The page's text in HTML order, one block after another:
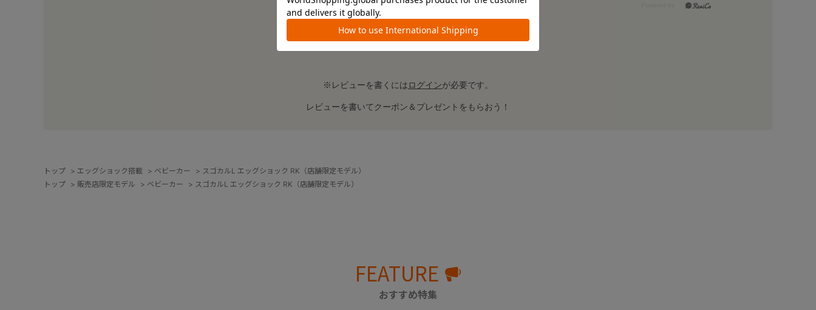
レビューはありません。
※レビューを書くにはログインが必要です。
レビューを書いてクーポン＆プレゼントをもらおう！
トップ > エッグショック搭載 > ベビーカー > スゴカルL エッグショック RK（店舗限定モデル）
トップ > 販売店限定モデル > ベビーカー > スゴカルL エッグショック RK（店舗限定モデル）
FEATURE
おすすめ特集